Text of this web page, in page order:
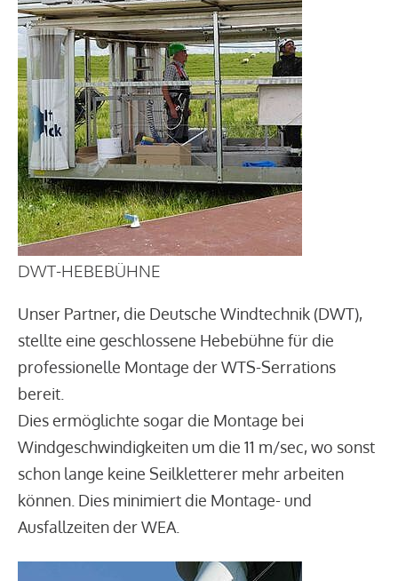
DWT-HEBEBÜHNE
Unser Partner, die Deutsche Windtechnik (DWT),
stellte eine geschlossene Hebebühne für die
professionelle Montage der WTS-Serrations
bereit.
Dies ermöglichte sogar die Montage bei
Windgeschwindigkeiten um die 11 m/sec, wo sonst
schon lange keine Seilkletterer mehr arbeiten
können. Dies minimiert die Montage- und
Ausfallzeiten der WEA.